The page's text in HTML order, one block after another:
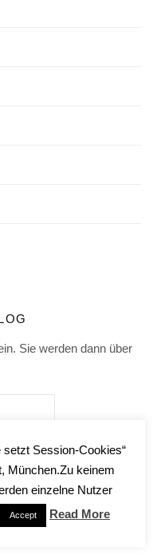
Sie werden dann über
setzt Session-Cookies“
München.Zu keinem
einzelne Nutzer
Accept Read More